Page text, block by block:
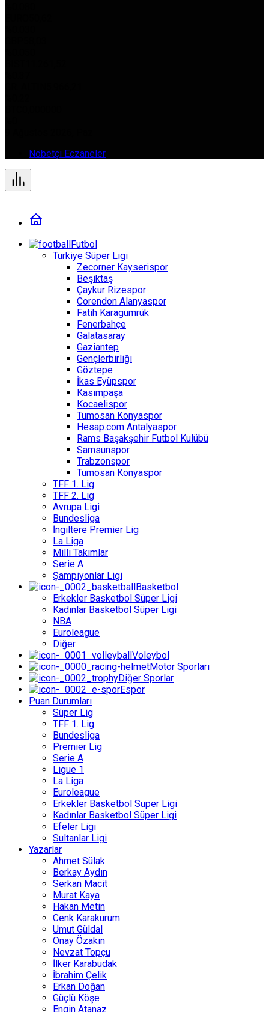
Nöbetçi Eczaneler
Futbol
Türkiye Süper Ligi
Zecorner Kayserispor
Beşiktaş
Çaykur Rizespor
Corendon Alanyaspor
Fatih Karagümrük
Fenerbahçe
Galatasaray
Gaziantep
Gençlerbirliği
Göztepe
İkas Eyüpspor
Kasımpaşa
Kocaelispor
Tümosan Konyaspor
Hesap.com Antalyaspor
Rams Başakşehir Futbol Kulübü
Samsunspor
Trabzonspor
Tümosan Konyaspor
TFF 1. Lig
TFF 2. Lig
Avrupa Ligi
Bundesliga
İngiltere Premier Lig
La Liga
Milli Takımlar
Serie A
Şampiyonlar Ligi
Basketbol
Erkekler Basketbol Süper Ligi
Kadınlar Basketbol Süper Ligi
NBA
Euroleague
Diğer
Voleybol
Motor Sporları
Diğer Sporlar
Espor
Puan Durumları
Süper Lig
TFF 1. Lig
Bundesliga
Premier Lig
Serie A
Ligue 1
La Liga
Euroleague
Erkekler Basketbol Süper Ligi
Kadınlar Basketbol Süper Ligi
Efeler Ligi
Sultanlar Ligi
Yazarlar
Ahmet Sülak
Berkay Aydın
Serkan Macit
Murat Kaya
Hakan Metin
Cenk Karakurum
Umut Güldal
Onay Özakın
Nevzat Topçu
İlker Karabudak
İbrahim Çelik
Erkan Doğan
Güçlü Köşe
Engin Atanaz